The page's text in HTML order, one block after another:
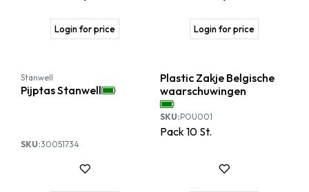
Login for price Login for price
Stanwell
Pijptas Stanwell
SKU:30051734
Plastic Zakje Belgische
waarschuwingen
SKU:POU001
Pack10 St.